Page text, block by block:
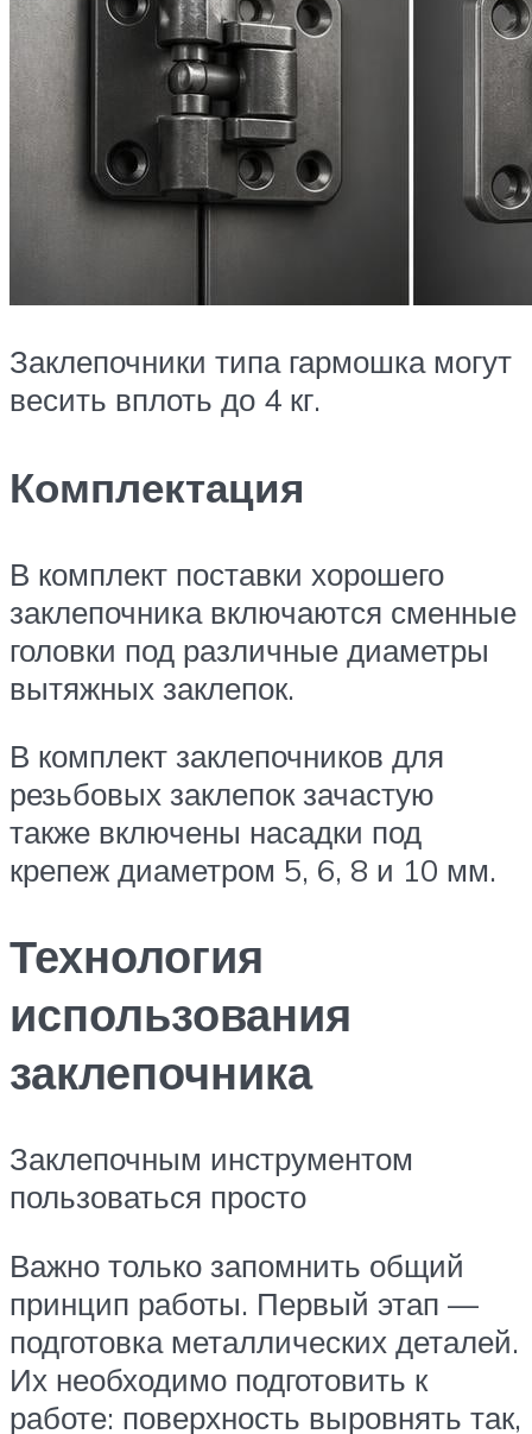
Заклепочники типа гармошка могут
весить вплоть до 4 кг.
Комплектация
В комплект поставки хорошего
заклепочника включаются сменные
головки под различные диаметры
вытяжных заклепок.
В комплект заклепочников для
резьбовых заклепок зачастую
также включены насадки под
крепеж диаметром 5, 6, 8 и 10 мм.
Технология
использования
заклепочника
Заклепочным инструментом
пользоваться просто
Важно только запомнить общий
принцип работы. Первый этап —
подготовка металлических деталей.
Их необходимо подготовить к
работе: поверхность выровнять так,